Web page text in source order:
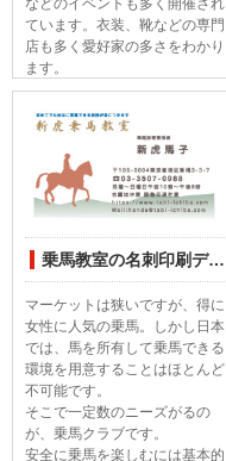
ています。衣装、靴などの専門
店も多く愛好家の多さをわかり
ます。
乗馬教室の名刺印刷デザインしてみました
マーケットは狭いですが、得に
女性に人気の乗馬。しかし日本
では、馬を所有して乗馬できる
環境を用意することはほとんど
不可能です。
そこで一定数のニーズがるの
が、乗馬クラブです。
安全に乗馬を楽しむには基本的